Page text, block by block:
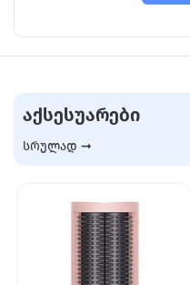
ᲐᲥᲡᲔᲡᲣᲐᲠᲔᲑᲘ
სრულად ➞